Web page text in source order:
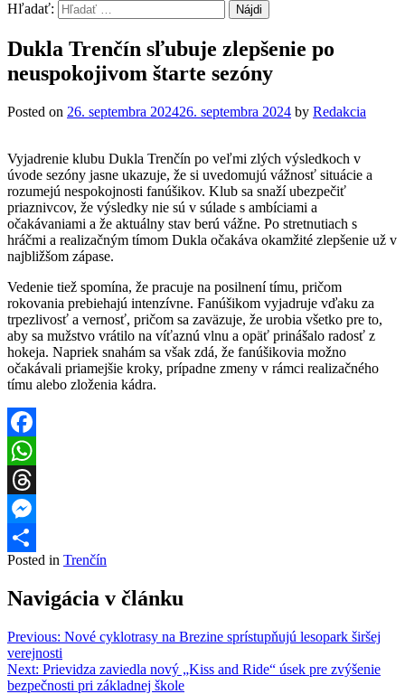
Hľadať:
Dukla Trenčín sľubuje zlepšenie po
neuspokojivom štarte sezóny
Posted on 26. septembra 202426. septembra 2024 by Redakcia
Vyjadrenie klubu Dukla Trenčín po veľmi zlých výsledkoch v
úvode sezóny jasne ukazuje, že si uvedomujú vážnosť situácie a
rozumejú nespokojnosti fanúšikov. Klub sa snaží ubezpečiť
priaznivcov, že výsledky nie sú v súlade s ambíciami a
očakávaniami a že aktuálny stav berú vážne. Po stretnutiach s
hráčmi a realizačným tímom Dukla očakáva okamžité zlepšenie už v
najbližšom zápase.
Vedenie tiež spomína, že pracuje na posilnení tímu, pričom
rokovania prebiehajú intenzívne. Fanúšikom vyjadruje vďaku za
trpezlivosť a vernosť, pričom sa zaväzuje, že urobia všetko pre to,
aby sa mužstvo vrátilo na víťaznú vlnu a opäť prinášalo radosť z
hokeja. Napriek snahám sa však zdá, že fanúšikovia možno
očakávali priamejšie kroky, prípadne zmeny v rámci realizačného
tímu alebo zloženia kádra.
Facebook
WhatsApp
Threads
Messenger
Share
Posted in Trenčín
Navigácia v článku
Previous: Nové cyklotrasy na Brezine sprístupňujú lesopark širšej
verejnosti
Next: Prievidza zaviedla nový „Kiss and Ride“ úsek pre zvýšenie
bezpečnosti pri základnej škole